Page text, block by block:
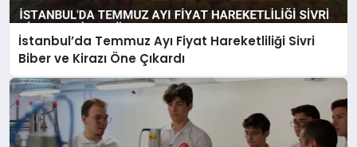
İstanbul’da Temmuz Ayı Fiyat Hareketliliği Sivri
Biber ve Kirazı Öne Çıkardı